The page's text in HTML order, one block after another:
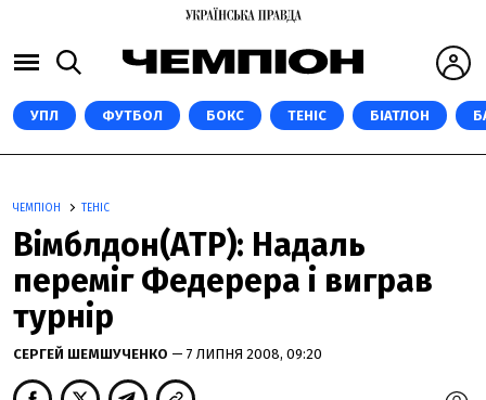
УПЛ ФУТБОЛ БОКС ТЕНІС БІАТЛОН
ЧЕМПІОН ТЕНІС
Вімблдон(ATP): Надаль
переміг Федерера і виграв
турнір
СЕРГЕЙ ШЕМШУЧЕНКО — 7 ЛИПНЯ 2008, 09:20